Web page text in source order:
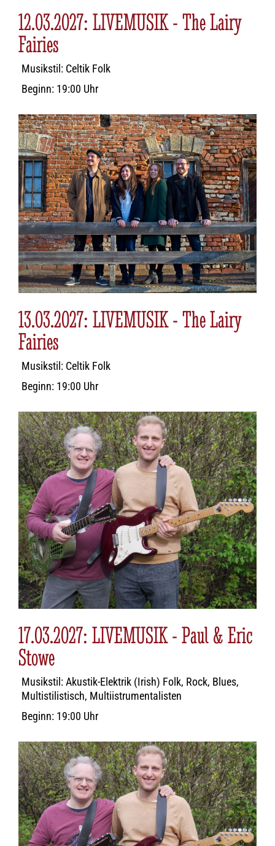
12.03.2027: LIVEMUSIK - The Lairy
Fairies
Musikstil: Celtik Folk
Beginn: 19:00 Uhr
13.03.2027: LIVEMUSIK - The Lairy
Fairies
Musikstil: Celtik Folk
Beginn: 19:00 Uhr
17.03.2027: LIVEMUSIK - Paul & Eric
Stowe
Musikstil: Akustik-Elektrik (Irish) Folk, Rock, Blues,
Multistilistisch, Multiistrumentalisten
Beginn: 19:00 Uhr